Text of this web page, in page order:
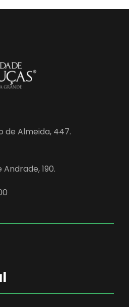
de Almeida, 447.
190.